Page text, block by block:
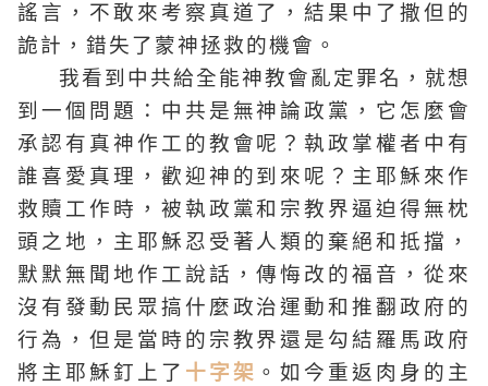
謠言，不敢來考察真道了，結果中了撒但的
詭計，錯失了蒙神拯救的機會。
我看到中共給全能神教會亂定罪名，就想
到一個問題：中共是無神論政黨，它怎麼會
承認有真神作工的教會呢？執政掌權者中有
誰喜愛真理，歡迎神的到來呢？主耶穌來作
救贖工作時，被執政黨和宗教界逼迫得無枕
頭之地，主耶穌忍受著人類的棄絕和抵擋，
默默無聞地作工說話，傳悔改的福音，從來
沒有發動民眾搞什麼政治運動和推翻政府的
行為，但是當時的宗教界還是勾結羅馬政府
將主耶穌釘上了 十字架 。如今重返肉身的主